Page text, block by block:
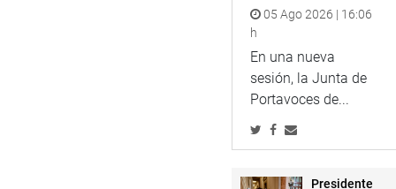
Saneamiento
Entretanto, la congresista
el departamento de
la Ley General del
Amuruz Dulanto indicó que
05 Ago 2026 | 16:06
h
En una nueva
sesión, la Junta de
Portavoces de...
Presidente